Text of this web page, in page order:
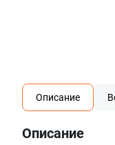
Описание
Описание